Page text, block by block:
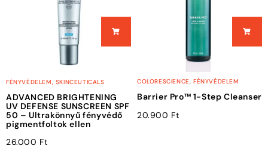
FÉNYVÉDELEM SKINCEUTICALS
ADVANCED BRIGHTENING
UV DEFENSE SUNSCREEN SPF
50 – Ultrakönnyű fényvédő
pigmentfoltok ellen
26.000 Ft
COLORESCIENCE,FÉNYVÉDELEM
Barrier Pro™ 1-Step Cleanser
20.900 Ft